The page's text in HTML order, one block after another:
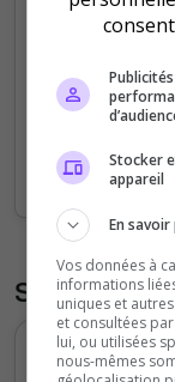
Statistiques
Votes et
Stocker
appareil
En savoir
Vos données à
informations
uniques et
et consultées
lui, ou utilisées
nous-mêmes